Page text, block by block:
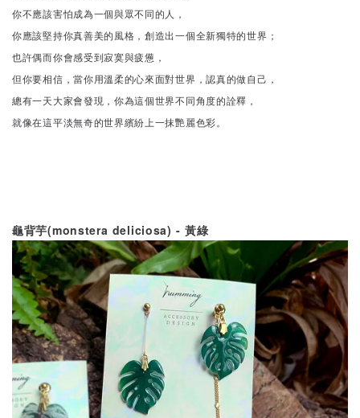
你不應該害怕成為一個與眾不同的人，
你應該堅持你真善美的風格，創造出一個全新獨特的世界；
也許偶而你會感受到寂寞與疲憊，
但你要相信，當你用溫柔的心來面對世界，認真的做自己，
總有一天大家會發現，你為這個世界不同角度的詮釋，
就像在這平淡無奇的世界繽紛上一抹艷麗色彩。
龜背芋(monstera deliciosa) -黃綠